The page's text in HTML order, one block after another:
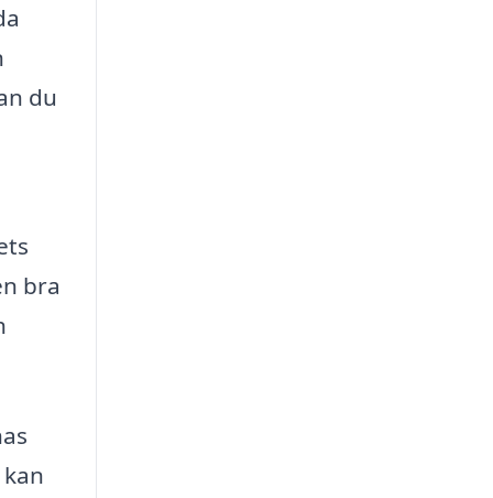
du
bra